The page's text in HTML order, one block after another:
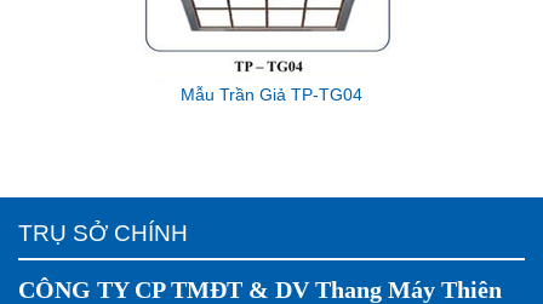
Mẫu Trần Giả TP-TG04
TRỤ SỞ CHÍNH
CÔNG TY CP TMĐT & DV Thang Máy Thiên